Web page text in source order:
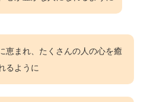
恵まれ、たくさんの人の心を癒
るように